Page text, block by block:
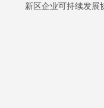
新区企业可持续发展